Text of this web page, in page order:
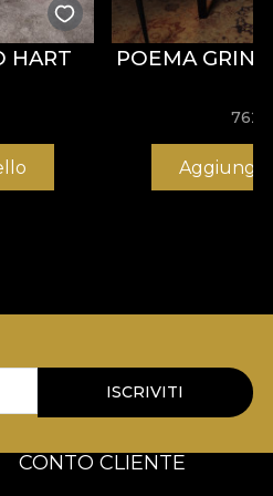
HART POEMA
Aggiungi
ISCRIVITI
CONTO CLIENTE